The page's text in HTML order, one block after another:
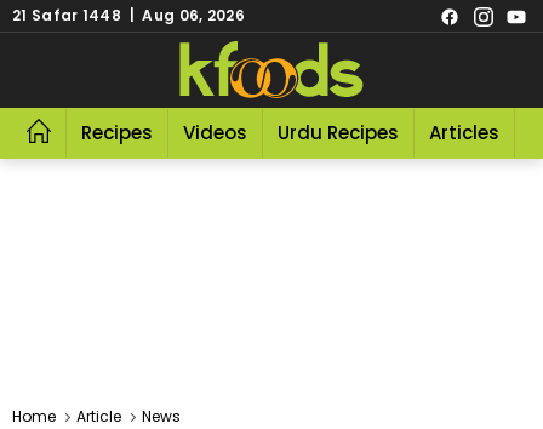
21 Safar 1448 | Aug 06, 2026
Recipes Videos Urdu Recipes Articles
Home Article News